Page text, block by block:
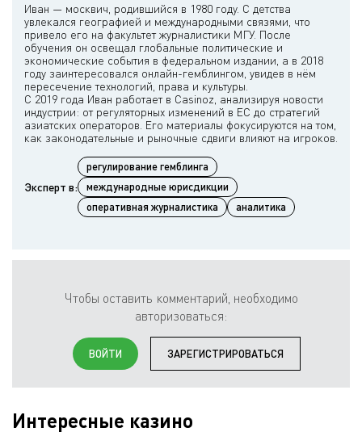
Иван — москвич, родившийся в 1980 году. С детства
увлекался географией и международными связями, что
привело его на факультет журналистики МГУ. После
обучения он освещал глобальные политические и
экономические события в федеральном издании, а в 2018
году заинтересовался онлайн-гемблингом, увидев в нём
пересечение технологий, права и культуры.
С 2019 года Иван работает в Casinoz, анализируя новости
индустрии: от регуляторных изменений в ЕС до стратегий
азиатских операторов. Его материалы фокусируются на том,
Эксперт в:
регулирование гемблинга
международные юрисдикции
оперативная журналистика
аналитика
Чтобы оставить комментарий, необходимо
авторизоваться:
ВОЙТИ ЗАРЕГИСТРИРОВАТЬСЯ
Интересные казино